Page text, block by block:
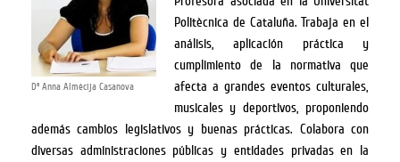
Dª Anna Almécija Casanova
Politècnica de Cataluña. Trabaja en el
análisis, aplicación práctica y
cumplimiento de la normativa que
afecta a grandes eventos culturales,
musicales y deportivos, proponiendo
además cambios legislativos y buenas prácticas. Colabora con
diversas administraciones públicas y entidades privadas en la